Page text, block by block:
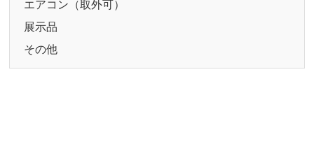
エアコン（取外可）
展示品
その他